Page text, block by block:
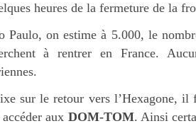
heures de la fermeture de la
Paulo, on estime à 5.000, le
à rentrer en France.
sur le retour vers l’Hexagone, il
aux DOM-TOM. Ainsi